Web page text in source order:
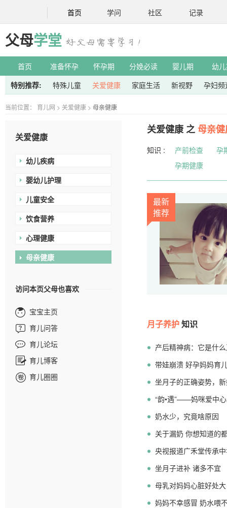
首页 学问 社区 记录
父母学堂
首页 准备怀孕 怀孕期 分娩必读 婴儿期
幼
特别推荐:
特殊儿童 关爱健康 家庭生活 新视野 孕妇频
当前位置： 育儿网 > 关爱健康 > 母亲健康
关爱健康
幼儿疾病
婴幼儿护理
儿童安全
饮食营养
心理健康
母亲健康
访问本页父母也喜欢
宝宝主页
育儿问答
育儿论坛
育儿博客
育儿圈圈
关爱健康 之 母亲
知识 : 产前检查
孕
孕期健康
最新
推荐
月子养护知识
产后精神病：它是什
带娃崩溃 好孕妈妈育
软肋
坐月子的正确姿势，
“韵•遇”——妈咪爱中
奶水少，究竟啥原因
关于漏奶 你想知道的
央视报道广禾堂传承
坐月子进补 诸多不宜
母乳对妈妈心脏好处大
妈妈不幸感冒 奶水喂